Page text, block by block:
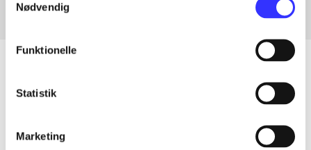
Nødvendig
Funktionelle
Statistik
Marketing